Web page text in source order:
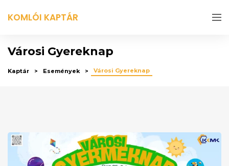
KOMLÓI KAPTÁR
Városi Gyereknap
Kaptár Események Városi Gyereknap